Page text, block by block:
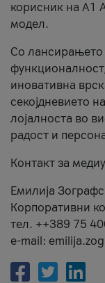
корисник на А1
модел.
Со лансирањето
иновативна
секојдневието
лојалноста во
радост и
Контакт за
Емилија
Корпоративни
тел. ++389 75
e-mail: